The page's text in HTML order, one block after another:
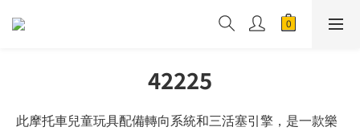
42225
此摩托車兒童玩具配備轉向系統和三活塞引擎，是一款樂